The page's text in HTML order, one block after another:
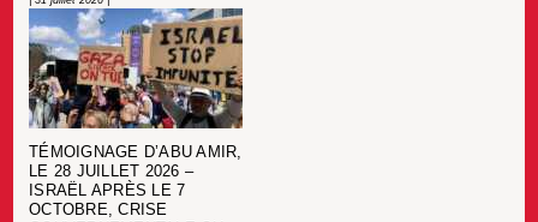
TÉMOIGNAGE D’ABU AMIR,
LE 28 JUILLET 2026 –
ISRAËL APRÈS LE 7
OCTOBRE, CRISE